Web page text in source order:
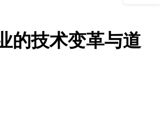
的技术变革与道